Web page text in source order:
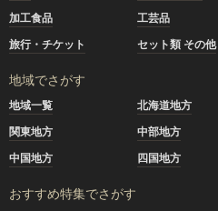
加工食品
工芸品
旅行・チケット
セット類 その他
地域でさがす
地域一覧 北海道地方
関東地方
中部地方
中国地方
四国地方
おすすめ特集でさがす